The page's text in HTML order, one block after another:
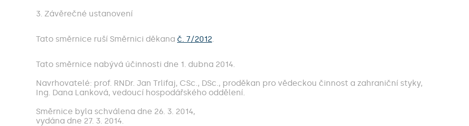
3. Závěrečné ustanovení
Tato směrnice ruší Směrnici děkana č. 7/2012.
Tato směrnice nabývá účinnosti dne 1. dubna 2014.
Navrhovatelé: prof. RNDr. Jan Trlifaj, CSc., DSc., proděkan pro vědeckou činnost a zahraniční styky,
Ing. Dana Lanková, vedoucí hospodářského oddělení.
Směrnice byla schválena dne 26. 3. 2014,
vydána dne 27. 3. 2014.